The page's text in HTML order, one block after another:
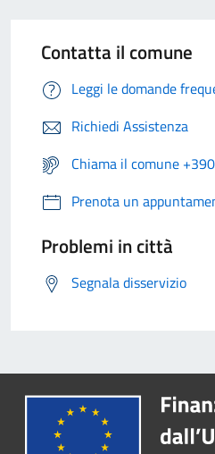
Contatta il comune
Leggi le domande
Richiedi Assistenza
Chiama il comune
Prenota un
Problemi in città
Segnala disservizio